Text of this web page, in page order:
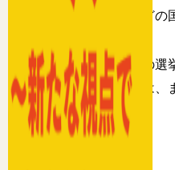
国連など
今回の選
それでは、